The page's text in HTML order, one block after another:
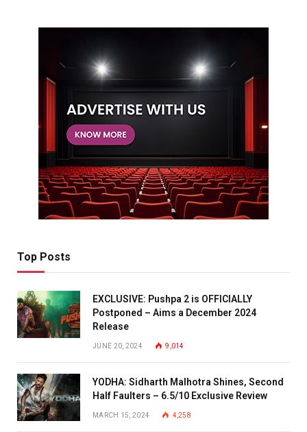
Top Posts
EXCLUSIVE: Pushpa 2 is OFFICIALLY
Postponed – Aims a December 2024
Release
JUNE 20, 2024 9,014
YODHA: Sidharth Malhotra Shines, Second
Half Faulters – 6.5/10 Exclusive Review
MARCH 15, 2024 4,258